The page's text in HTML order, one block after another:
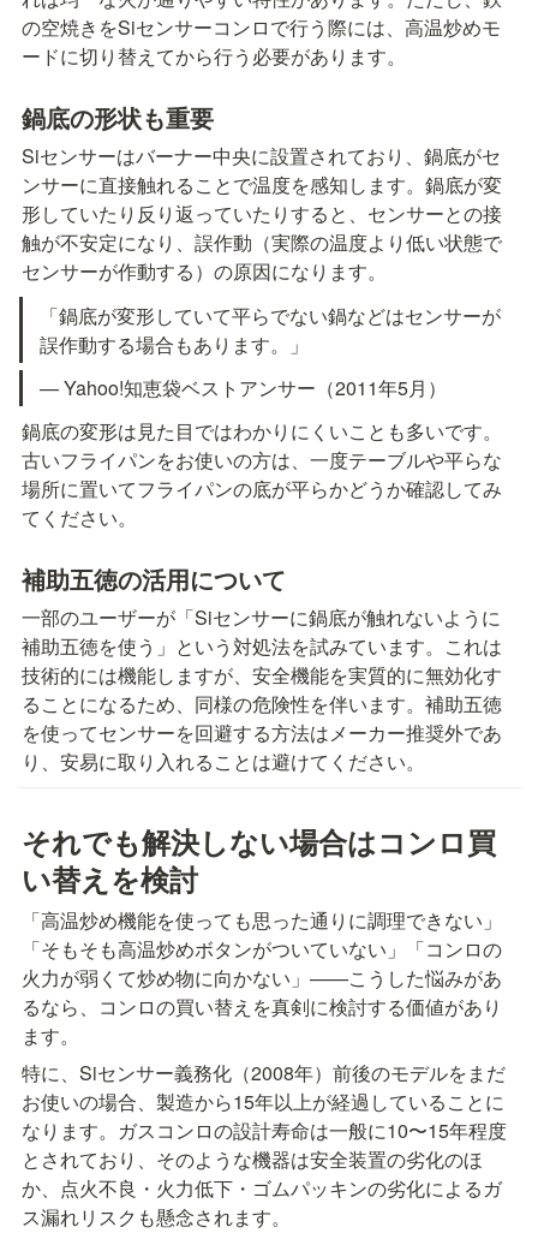
の空焼きをSiセンサーコンロで行う際には、高温炒めモ
ードに切り替えてから行う必要があります。
鍋底の形状も重要
Siセンサーはバーナー中央に設置されており、鍋底がセ
ンサーに直接触れることで温度を感知します。鍋底が変
形していたり反り返っていたりすると、センサーとの接
触が不安定になり、誤作動（実際の温度より低い状態で
センサーが作動する）の原因になります。
「鍋底が変形していて平らでない鍋などはセンサーが
誤作動する場合もあります。」
— Yahoo!知恵袋ベストアンサー（2011年5月）
鍋底の変形は見た目ではわかりにくいことも多いです。
古いフライパンをお使いの方は、一度テーブルや平らな
場所に置いてフライパンの底が平らかどうか確認してみ
てください。
補助五徳の活用について
一部のユーザーが「Siセンサーに鍋底が触れないように
補助五徳を使う」という対処法を試みています。これは
技術的には機能しますが、安全機能を実質的に無効化す
ることになるため、同様の危険性を伴います。補助五徳
を使ってセンサーを回避する方法はメーカー推奨外であ
り、安易に取り入れることは避けてください。
それでも解決しない場合はコンロ買
い替えを検討
「高温炒め機能を使っても思った通りに調理できない」
「そもそも高温炒めボタンがついていない」「コンロの
火力が弱くて炒め物に向かない」——こうした悩みがあ
るなら、コンロの買い替えを真剣に検討する価値があり
ます。
特に、Siセンサー義務化（2008年）前後のモデルをまだ
お使いの場合、製造から15年以上が経過していることに
なります。ガスコンロの設計寿命は一般に10〜15年程度
とされており、そのような機器は安全装置の劣化のほ
か、点火不良・火力低下・ゴムパッキンの劣化によるガ
ス漏れリスクも懸念されます。